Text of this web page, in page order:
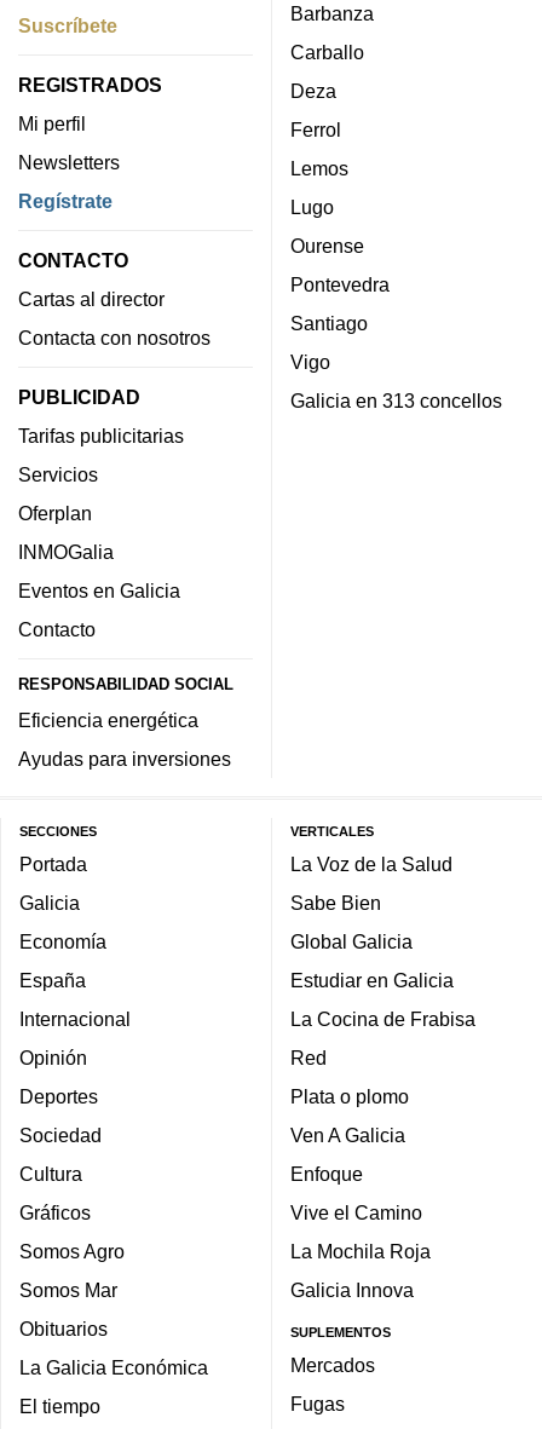
Suscríbete
REGISTRADOS
Mi perfil
Newsletters
Regístrate
CONTACTO
Cartas al director
Contacta con nosotros
PUBLICIDAD
Tarifas publicitarias
Servicios
Oferplan
INMOGalia
Eventos en Galicia
Contacto
RESPONSABILIDAD SOCIAL
Eficiencia energética
Ayudas para inversiones
Barbanza
Carballo
Deza
Ferrol
Lemos
Lugo
Ourense
Pontevedra
Santiago
Vigo
Galicia en 313 concellos
SECCIONES
Portada
Galicia
Economía
España
Internacional
Opinión
Deportes
Sociedad
Cultura
Gráficos
Somos Agro
Somos Mar
Obituarios
La Galicia Económica
El tiempo
VERTICALES
La Voz de la Salud
Sabe Bien
Global Galicia
Estudiar en Galicia
La Cocina de Frabisa
Red
Plata o plomo
Ven A Galicia
Enfoque
Vive el Camino
La Mochila Roja
Galicia Innova
SUPLEMENTOS
Mercados
Fugas